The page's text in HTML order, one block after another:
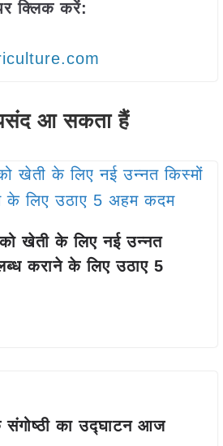
क्लिक करें:
आ सकता हैं
खेती के लिए नई उन्नत
कराने के लिए उठाए 5
संगोष्ठी का उद्घाटन आज